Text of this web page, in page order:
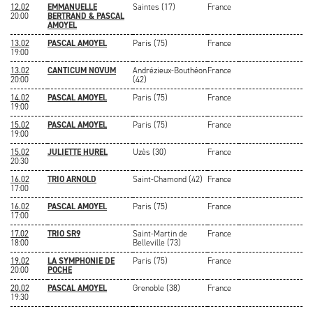
12.02
20:00
EMMANUELLE
BERTRAND & PASCAL
AMOYEL
Saintes (17) France
13.02
19:00
PASCAL AMOYEL Paris (75) France
13.02
20:00
CANTICUM NOVUM
Andrézieux-Bouthéon
(42)
France
14.02
19:00
PASCAL AMOYEL Paris (75) France
15.02
19:00
PASCAL AMOYEL Paris (75) France
15.02
20:30
JULIETTE HUREL Uzès (30) France
16.02
17:00
TRIO ARNOLD Saint-Chamond (42) France
16.02
17:00
PASCAL AMOYEL Paris (75) France
17.02
18:00
TRIO SR9
Saint-Martin de
Belleville (73)
France
19.02
20:00
LA SYMPHONIE DE
POCHE
Paris (75) France
20.02
19:30
PASCAL AMOYEL Grenoble (38) France